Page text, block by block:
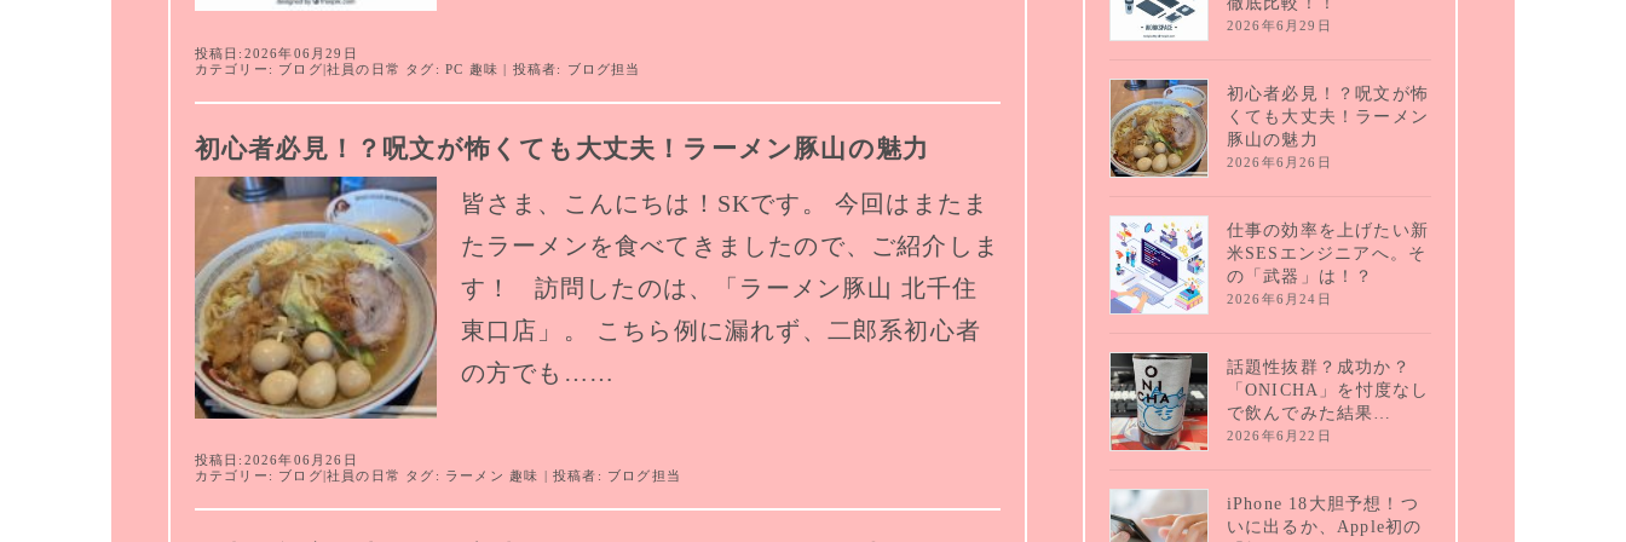
投稿日:2026年06月29日
カテゴリー: ブログ 社員の日常 タグ: PC 趣味 | 投稿者: ブログ担当
初心者必見！？呪文が怖くても大丈夫！ラーメン豚山の魅力
皆さま、こんにちは！SKです。 今回はまたま
たラーメンを食べてきましたので、ご紹介しま
す！ 訪問したのは、「ラーメン豚山 北千住
東口店」。 こちら例に漏れず、二郎系初心者
の方でも……
投稿日:2026年06月26日
カテゴリー: ブログ 社員の日常 タグ: ラーメン 趣味 | 投稿者: ブログ担当
2026年6月29日
初心者必見！？呪文が怖
くても大丈夫！ラーメン
豚山の魅力
2026年6月26日
仕事の効率を上げたい新
米SESエンジニアへ。そ
の「武器」は！？
2026年6月24日
話題性抜群？成功か？
「ONICHA」を忖度なし
で飲んでみた結果…
2026年6月22日
iPhone 18大胆予想！つ
いに出るか、Apple初の